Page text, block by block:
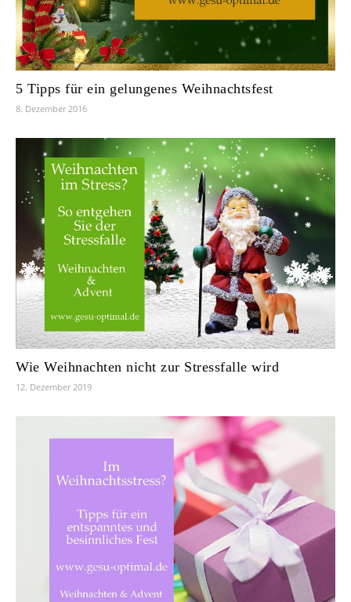
5 Tipps für ein gelungenes Weihnachtsfest
8. Dezember 2016
Wie Weihnachten nicht zur Stressfalle wird
12. Dezember 2019